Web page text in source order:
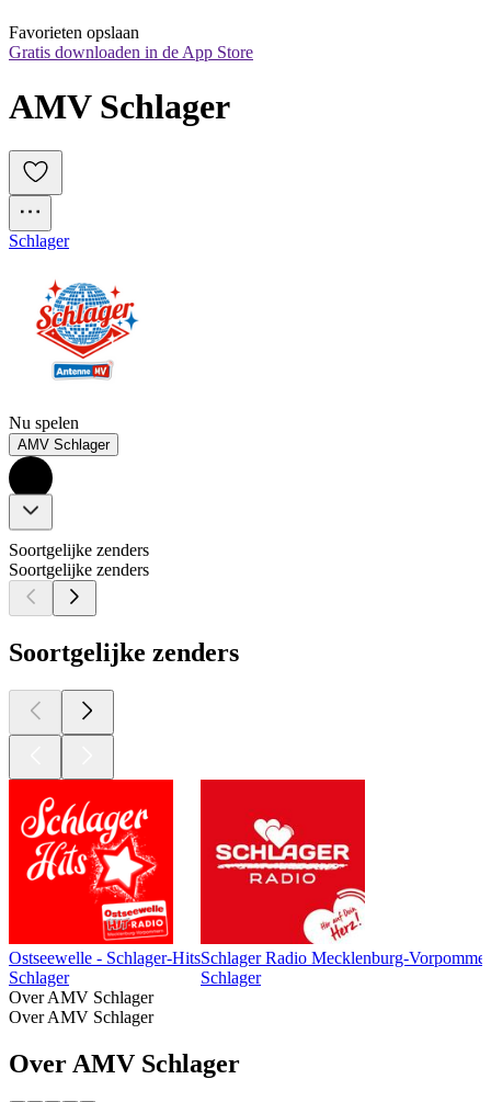
Favorieten opslaan
Gratis downloaden in de App Store
AMV Schlager
Schlager
Nu spelen
AMV Schlager
Soortgelijke zenders
Soortgelijke zenders
Soortgelijke zenders
Ostseewelle - Schlager-Hits
Schlager
Schlager Radio Mecklenburg-
Schlager
Over AMV Schlager
Over AMV Schlager
Over AMV Schlager